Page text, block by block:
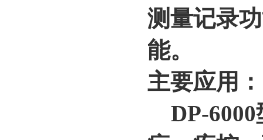
测量记录
能。
主要应用：
DP-6000